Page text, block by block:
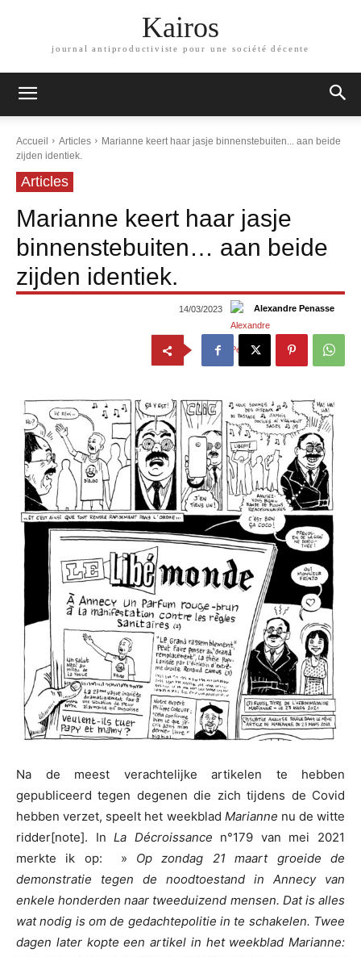
Kairos
journal antiproductiviste pour une société décente
Accueil Articles
Marianne keert haar jasje binnenstebuiten... aan beide
zijden identiek.
Articles
Marianne keert haar jasje
binnenstebuiten… aan beide
zijden identiek.
Alexandre Penasse
14/03/2023
Na de meest verachtelijke artikelen te hebben
gepubliceerd tegen degenen die zich tijdens de Covid
hebben verzet, speelt het weekblad Marianne nu de witte
ridder[note]. InLa Décroissance n°179 van mei 2021
merkte ik op: » Op zondag 21 maart groeide de
demonstratie tegen de noodtoestand in Annecy van
enkele honderden naar tweeduizend mensen. Dat is alles
wat nodig is om de gedachtepolitie in te schakelen. Twee
dagen later kopte een artikel in het weekblad Marianne: